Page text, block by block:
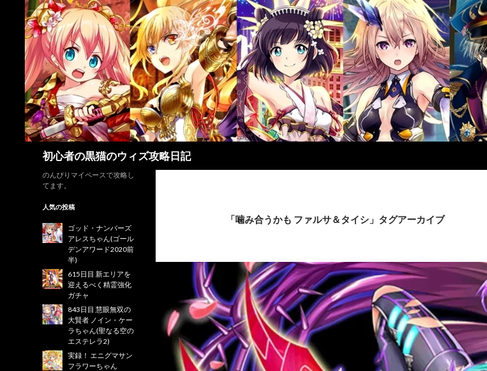
初心者の黒猫のウィズ攻略日記
「噛み合うかも ファルサ＆タイシ」タグアーカイブ
のんびりマイペースで攻略し
てます。
人気の投稿
ゴッド・ナンバーズ
アレスちゃん(ゴール
デンアワード2020前
半)
615日目 新エリアを
迎えるべく精霊強化
ガチャ
843日目 慧眼無双の
大賢者 ノイン・ケー
ラちゃん(聖なる空の
エステレラ2)
実録！ エニグマサン
フラワーちゃん